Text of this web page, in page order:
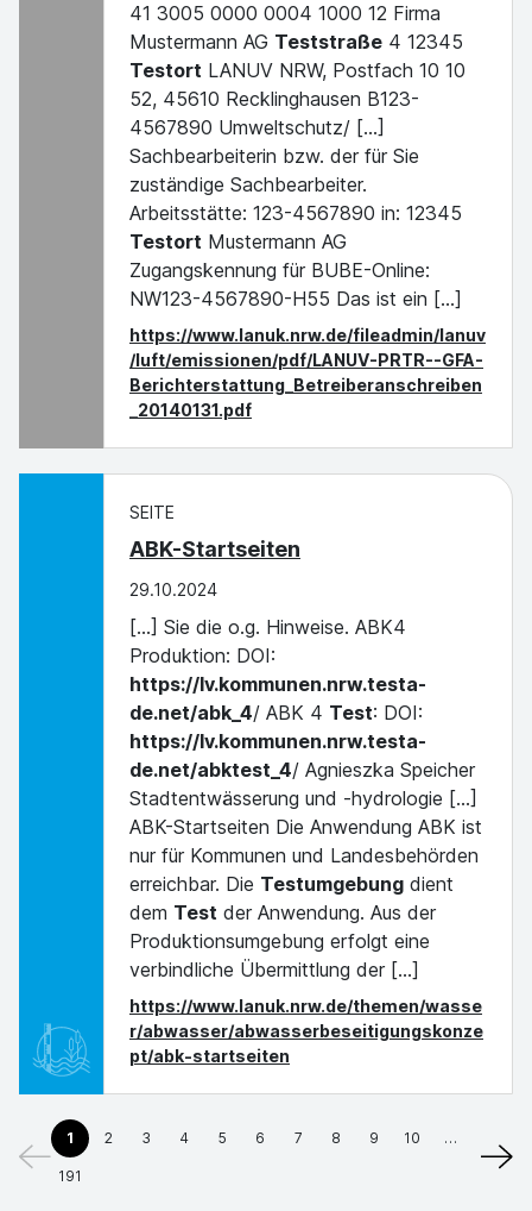
41 3005 0000 0004 1000 12 Firma
Mustermann AG Teststraße 4 12345
Testort LANUV NRW, Postfach 10 10
52, 45610 Recklinghausen B123-
4567890 Umweltschutz/ [...]
Sachbearbeiterin bzw. der für Sie
zuständige Sachbearbeiter.
Arbeitsstätte: 123-4567890 in: 12345
Testort Mustermann AG
Zugangskennung für BUBE-Online:
NW123-4567890-H55 Das ist ein [...]
https://www.lanuk.nrw.de/fileadmin/lanuv
/luft/emissionen/pdf/LANUV-PRTR--GFA-
Berichterstattung_Betreiberanschreiben
_20140131.pdf
SEITE
ABK-Startseiten
29.10.2024
[...] Sie die o.g. Hinweise. ABK4
Produktion: DOI:
https://lv.kommunen.nrw.testa-
de.net/abk_4/ ABK 4 Test: DOI:
https://lv.kommunen.nrw.testa-
de.net/abktest_4/ Agnieszka Speicher
Stadtentwässerung und -hydrologie [...]
ABK-Startseiten Die Anwendung ABK ist
nur für Kommunen und Landesbehörden
erreichbar. Die Testumgebung dient
dem Test der Anwendung. Aus der
Produktionsumgebung erfolgt eine
verbindliche Übermittlung der [...]
https://www.lanuk.nrw.de/themen/wasse
r/abwasser/abwasserbeseitigungskonze
pt/abk-startseiten
1 2 3 4 5 6 7 8 9 10 …
191